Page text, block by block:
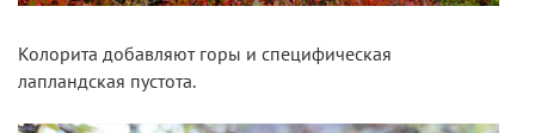
Колорита добавляют горы и специфическая
лапландская пустота.